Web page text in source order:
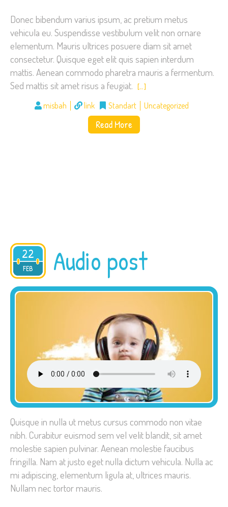
Donec bibendum varius ipsum, ac pretium metus
vehicula eu. Suspendisse vestibulum velit non ornare
elementum. Mauris ultrices posuere diam sit amet
consectetur. Quisque eget elit quis sapien interdum
mattis. Aenean commodo pharetra mauris a fermentum.
Sed mattis sit amet risus a feugiat. […]
misbah link Standart Uncategorized
Read More
22
FEB
2015 Audio post
Quisque in nulla ut metus cursus commodo non vitae
nibh. Curabitur euismod sem vel velit blandit, sit amet
molestie sapien pulvinar. Aenean molestie faucibus
fringilla. Nam at justo eget nulla dictum vehicula. Nulla ac
mi adipiscing, elementum ligula at, ultrices mauris.
Nullam nec tortor mauris.